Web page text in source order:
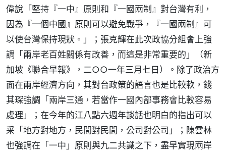
偉說「堅持『一中』原則和『一國兩制』對台灣有利，
因為『一個中國』原則可以避免戰爭，『一國兩制』可
以使台灣保持現狀。」；張克輝在此次政協分組會上強
調「兩岸老百姓關係有改善，而這是非常重要的」（新
加坡《聯合早報》，二○○一年三月七日）。除了政治方
面在兩岸經濟方向，其對台政策的語言也是比較軟，錢
其琛強調「兩岸三通，若當作一國內部事務會比較容易
處理」；在今年的江八點六週年談話也明白的指出可以
采「地方對地方，民間對民間，公司對公司」；陳雲林
也強調在「一中」原則與九二共識之下，盡早實現兩岸